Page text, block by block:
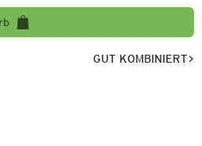
GUT KOMBINIERT